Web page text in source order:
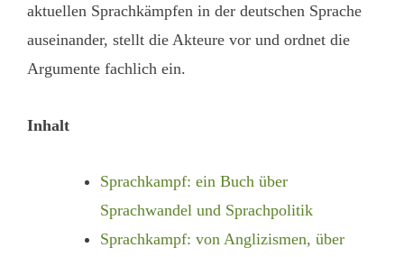
aktuellen Sprachkämpfen in der deutschen Sprache
auseinander, stellt die Akteure vor und ordnet die
Argumente fachlich ein.
Inhalt
Sprachkampf: ein Buch über
Sprachwandel und Sprachpolitik
Sprachkampf: von Anglizismen, über